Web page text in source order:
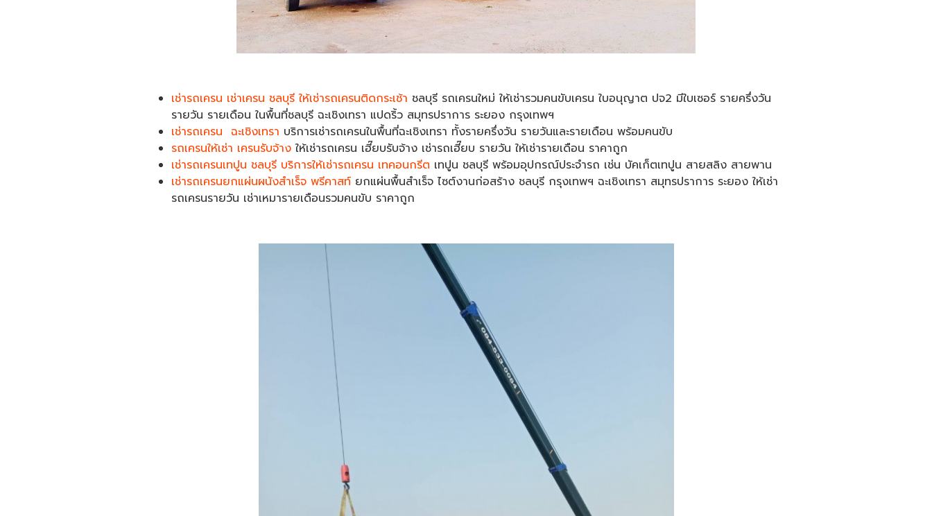
เช่ารถเครน เช่าเครน ชลบุรี ให้เช่ารถเครนติดกระเช้า ชลบุรี รถเครนใหม่ ให้เช่ารวมคนขับเครน ใบอนุญาต ปจ2 มีใบเซอร์ รายครึ่งวัน
รายวัน รายเดือน ในพื้นที่ชลบุรี ฉะเชิงเทรา แปดริ้ว สมุทรปราการ ระยอง กรุงเทพฯ
เช่ารถเครน ฉะเชิงเทรา บริการเช่ารถเครนในพื้นที่ฉะเชิงเทรา ทั้งรายครึ่งวัน รายวันและรายเดือน พร้อมคนขับ
รถเครนให้เช่า เครนรับจ้าง ให้เช่ารถเครน เฮี๊ยบรับจ้าง เช่ารถเฮี๊ยบ รายวัน ให้เช่ารายเดือน ราคาถูก
เช่ารถเครนเทปูน ชลบุรี บริการให้เช่ารถเครน เทคอนกรีต เทปูน ชลบุรี พร้อมอุปกรณ์ประจำรถ เช่น บัคเก็ตเทปูน สายสลิง สายพาน
เช่ารถเครนยกแผ่นผนังสำเร็จ พรีคาสท์ ยกแผ่นพื้นสำเร็จ ไซต์งานก่อสร้าง ชลบุรี กรุงเทพฯ ฉะเชิงเทรา สมุทรปราการ ระยอง ให้เช่า
รถเครนรายวัน เช่าเหมารายเดือนรวมคนขับ ราคาถูก